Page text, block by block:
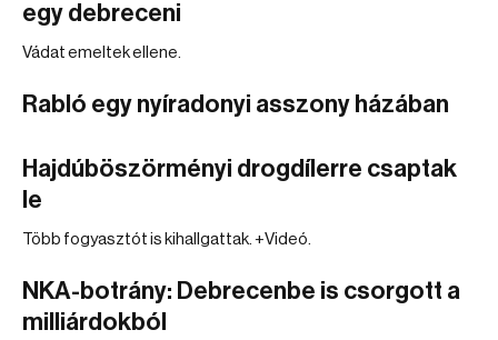
egy debreceni
Vádat emeltek ellene.
Rabló egy nyíradonyi asszony házában
Hajdúböszörményi drogdílerre csaptak
le
Több fogyasztót is kihallgattak. +Videó.
NKA-botrány: Debrecenbe is csorgott a
milliárdokból